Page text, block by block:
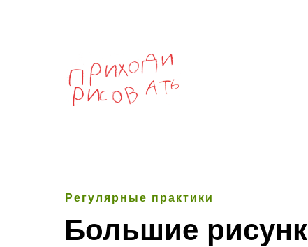
Большие
Регулярные практики